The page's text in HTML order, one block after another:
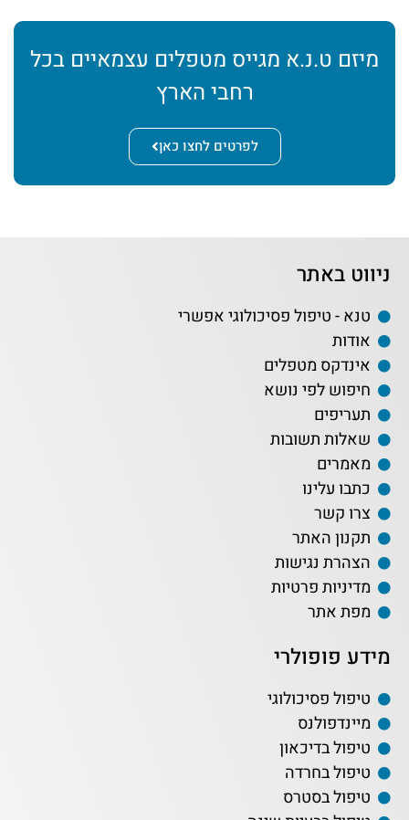
מיזם ט.נ.א מגייס מטפלים עצמאיים בכל
רחבי הארץ
לפרטים לחצו כאן
ניווט באתר
טנא - טיפול פסיכולוגי אפשרי
אודות
אינדקס מטפלים
חיפוש לפי נושא
תעריפים
שאלות תשובות
מאמרים
כתבו עלינו
צרו קשר
תקנון האתר
הצהרת נגישות
מדיניות פרטיות
מפת אתר
מידע פופולרי
טיפול פסיכולוגי
מיינדפולנס
טיפול בדיכאון
טיפול בחרדה
טיפול בסטרס